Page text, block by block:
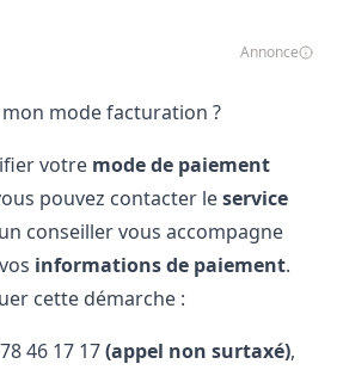
Annonce
mode facturation ?
votre mode de paiement
pouvez contacter leservice
conseiller vous accompagne
informations de paiement.
cette démarche :
46​ 17​ 17(appel non surtaxé),